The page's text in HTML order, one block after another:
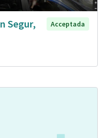
Segur,
Acceptada